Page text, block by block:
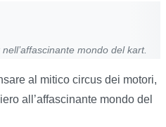
mondo del kart.
al mitico circus dei motori,
all’affascinante mondo del